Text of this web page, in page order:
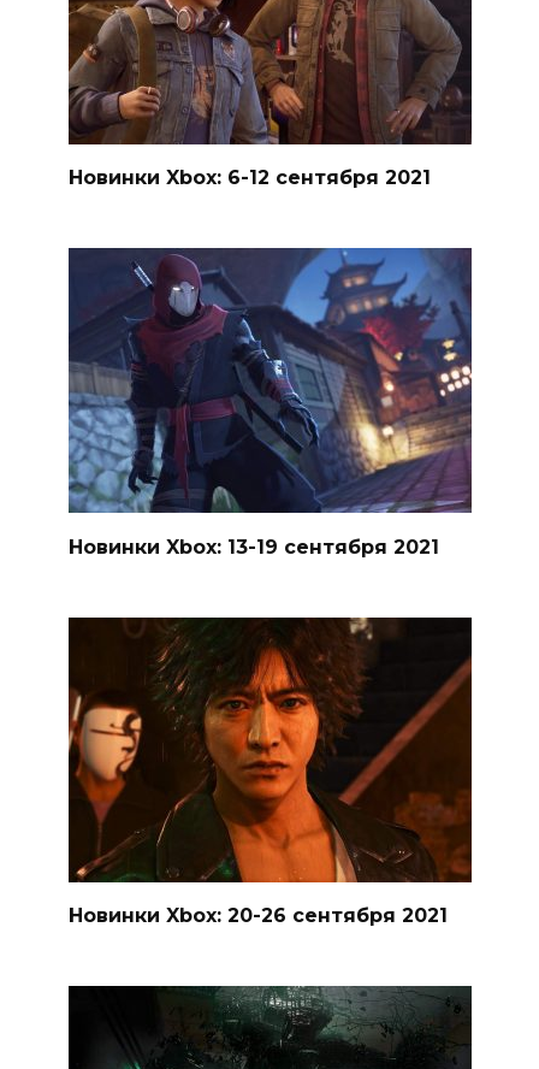
Новинки Xbox: 6-12 сентября 2021
Новинки Xbox: 13-19 сентября 2021
Новинки Xbox: 20-26 сентября 2021